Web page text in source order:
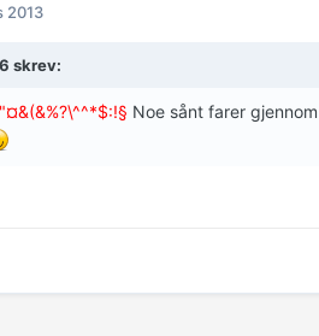
2013
skrev:
Noe sånt farer